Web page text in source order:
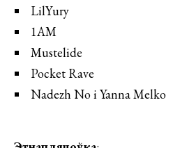
LilYury
1AM
Mustelide
Pocket Rave
Nadezh No і Yanna Melko